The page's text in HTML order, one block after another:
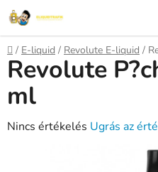
Ugrás
fő
tartalomhoz
Kezdőlap
/ E-liquid / Revolute E-liquid /
Revolute
ml
A
Nincs értékelés Ugrás az